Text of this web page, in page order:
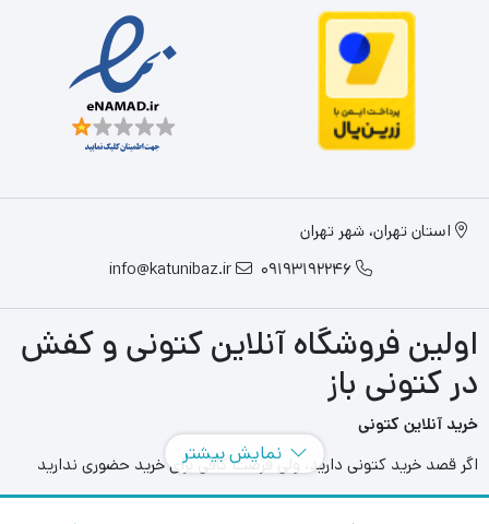
استان تهران، شهر تهران
09193192246
info@katunibaz.ir
اولین فروشگاه آنلاین کتونی و کفش
در کتونی باز
خرید آنلاین کتونی
اگر قصد خرید کتونی دارید، ولی فرصت کافی برای خرید حضوری ندارید
نمایش بیشتر